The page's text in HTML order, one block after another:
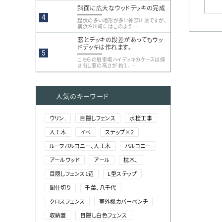
斜面に広大なウッドデッキの完成
起伏の多い地形が多い神奈川県ですが、
横浜や川崎にはこのよう…
窓とデッキの段差があってもウッ
ドデッキは作れます。
こちらの駐車場ハイデッキのケースは掃
き出し窓の高さが 約１．…
人気のキーワード
ウリン. 目隠しフェンス
水栓工事
人工木
イベ
ステップ×2
ルーフバルコニー、人工木
バルコニー
アールウッド
アール
枕木、
目隠しフェンス1辺
L型ステップ
間仕切り
千葉、八千代
クロスフェンス
室外機カバーベンチ
収納蓋
目隠し白色フェンス